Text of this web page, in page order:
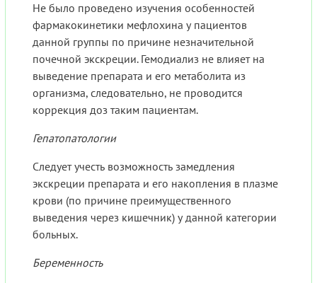
Не было проведено изучения особенностей
фармакокинетики мефлохина у пациентов
данной группы по причине незначительной
почечной экскреции. Гемодиализ не влияет на
выведение препарата и его метаболита из
организма, следовательно, не проводится
коррекция доз таким пациентам.
Гепатопатологии
Следует учесть возможность замедления
экскреции препарата и его накопления в плазме
крови (по причине преимущественного
выведения через кишечник) у данной категории
больных.
Беременность